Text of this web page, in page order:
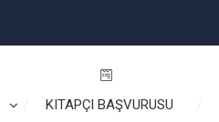
KITAPÇI BAŞVURUSU